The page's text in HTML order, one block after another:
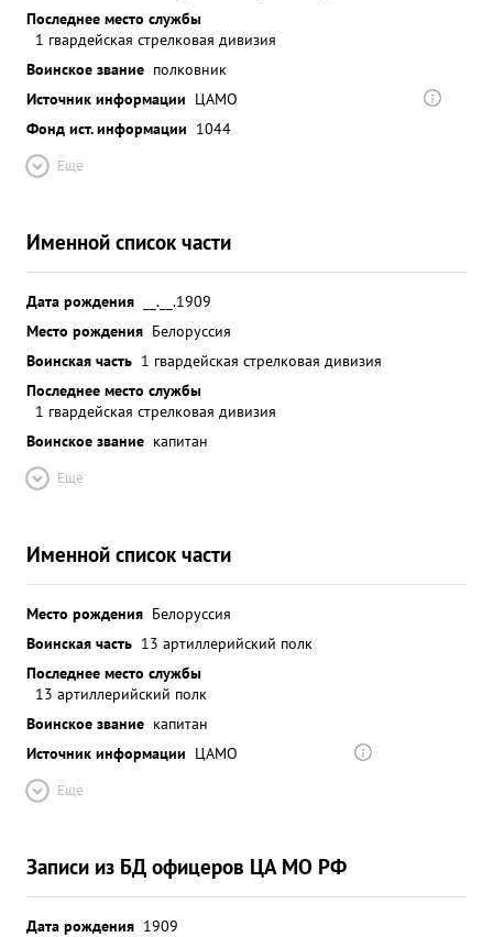
Последнее место службы
1 гвардейская стрелковая дивизия
Воинское звание полковник
Источник информации ЦАМО
Фонд ист. информации 1044
Ещё
Именной список части
Дата рождения
__.__.1909
Место рождения Белоруссия
Воинская часть 1 гвардейская стрелковая дивизия
Последнее место службы
1 гвардейская стрелковая дивизия
Воинское звание капитан
Ещё
Именной список части
Место рождения Белоруссия
Воинская часть 13 артиллерийский полк
Последнее место службы
13 артиллерийский полк
Воинское звание капитан
Источник информации ЦАМО
Ещё
Записи из БД офицеров ЦА МО РФ
Дата рождения 1909